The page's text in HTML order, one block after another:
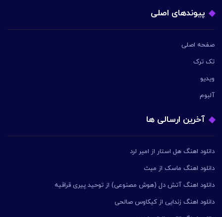
پیوندهای اصلی
صفحه اصلی
تک ترک
ویدیو
آلبوم
آخرین ارسالی ها
دانلود اهنگ هل استار از امیر لرد
دانلود اهنگ ماسک از میث
دانلود اهنگ آتش دل (هوش مصنوعی) از توحید پیری قراقیه
دانلود اهنگ زندایی از کیکاوس صالحی